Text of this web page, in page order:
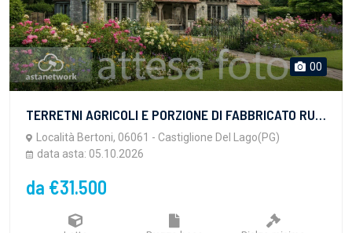
00
TERRETNI AGRICOLI E PORZIONE DI FABBRICATO RURALE AL IANO TERRA
Località Bertoni, 06061 - Castiglione Del Lago(PG)
data asta: 05.10.2026
da €31.500